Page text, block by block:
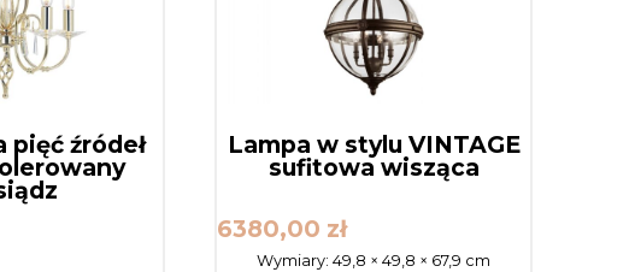
pięć źródeł Lampa w stylu VINTAGE
sufitowa wisząca
6380,00 zł
Wymiary:49,8 × 49,8 × 67,9 cm